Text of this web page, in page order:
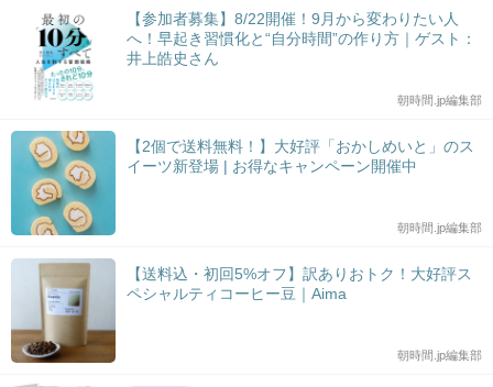
【参加者募集】8/22開催！9月から変わりたい人
へ！早起き習慣化と“自分時間”の作り方｜ゲスト：
井上皓史さん
朝時間.jp編集部
【2個で送料無料！】大好評「おかしめいと」のス
イーツ新登場 | お得なキャンペーン開催中
朝時間.jp編集部
【送料込・初回5%オフ】訳ありおトク！大好評ス
ペシャルティコーヒー豆｜Aima
朝時間.jp編集部